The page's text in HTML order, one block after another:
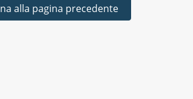
alla pagina precedente